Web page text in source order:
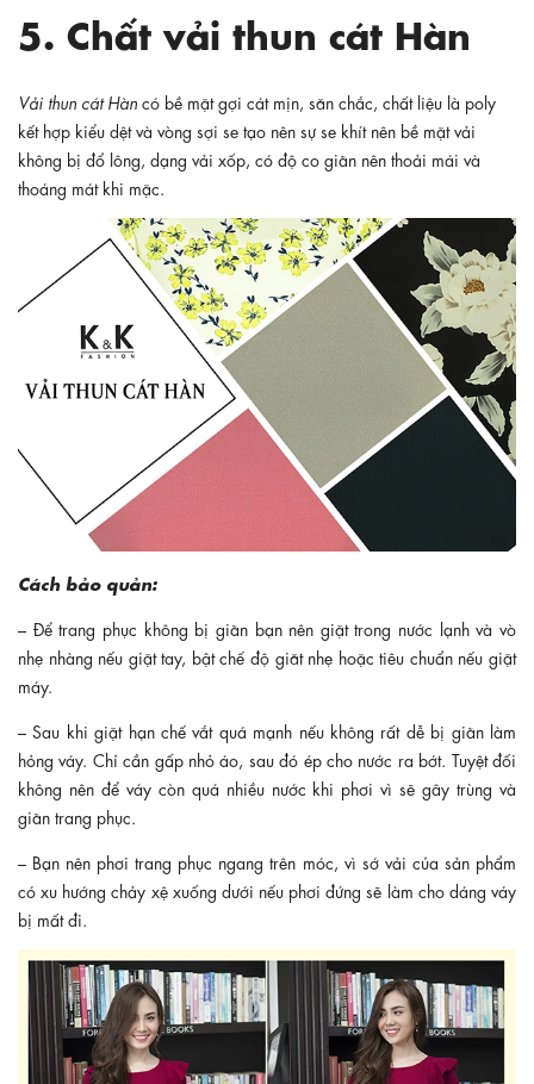
5. Chất vải thun cát Hàn
Vải thun cát Hàn có bề mặt gợi cát mịn, săn chắc, chất liệu là poly
kết hợp kiểu dệt và vòng sợi se tạo nên sự se khít nên bề mặt vải
không bị đổ lông, dạng vải xốp, có độ co giãn nên thoải mái và
thoáng mát khi mặc.
Cách bảo quản:
– Để trang phục không bị giãn bạn nên giặt trong nước lạnh và vò
nhẹ nhàng nếu giặt tay, bật chế độ giăt nhẹ hoặc tiêu chuẩn nếu giặt
máy.
– Sau khi giặt hạn chế vắt quá mạnh nếu không rất dễ bị giãn làm
hỏng váy. Chỉ cần gấp nhỏ áo, sau đó ép cho nước ra bớt. Tuyệt đối
không nên để váy còn quá nhiều nước khi phơi vì sẽ gây trùng và
giãn trang phục.
– Bạn nên phơi trang phục ngang trên móc, vì sớ vải của sản phẩm
có xu hướng chảy xệ xuống dưới nếu phơi đứng sẽ làm cho dáng váy
bị mất đi.